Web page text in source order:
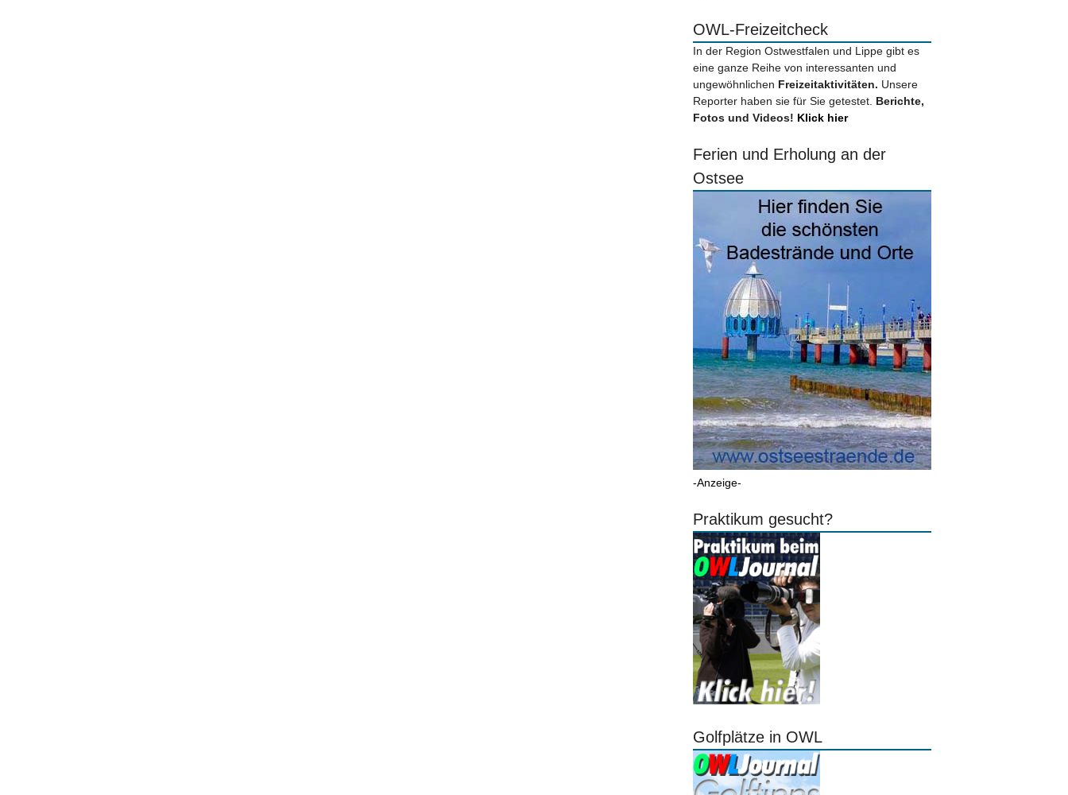
OWL-Freizeitcheck
In der Region Ostwestfalen und Lippe gibt es
eine ganze Reihe von interessanten und
ungewöhnlichen Freizeitaktivitäten. Unsere
Reporter haben sie für Sie getestet. Berichte,
Fotos und Videos! Klick hier
Ferien und Erholung an der
Ostsee
-Anzeige-
Praktikum gesucht?
Golfplätze in OWL